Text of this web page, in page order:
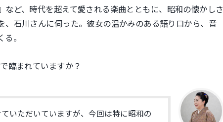
など、時代を超えて愛される楽曲とともに、
昭和の懐かしさ
石川さんに伺った。彼女の温かみのある語り口から、 音
。
臨まれていますか？
いただいていますが、今回は特に昭和の